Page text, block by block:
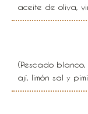
aceite de oliva,
(Pescado
ají, limón sal y